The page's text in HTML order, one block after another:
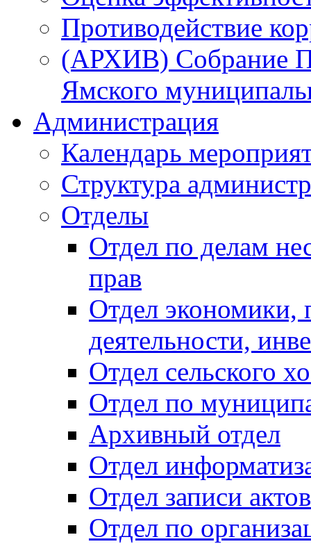
Противодействие
(АРХИВ) Собрание
Ямского
Администрация
Календарь
Структура
Отделы
Отдел по делам
прав
Отдел экономики,
деятельности,
Отдел сельского
Отдел по
Архивный отдел
Отдел
Отдел записи
Отдел по